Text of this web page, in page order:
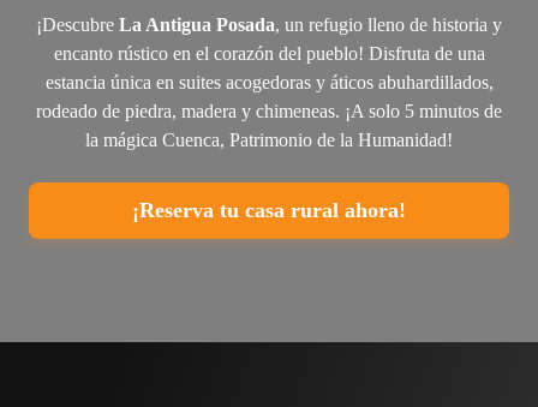
¡Descubre La Antigua Posada, un refugio lleno de historia y
encanto rústico en el corazón del pueblo! Disfruta de una
estancia única en suites acogedoras y áticos abuhardillados,
rodeado de piedra, madera y chimeneas. ¡A solo 5 minutos de
la mágica Cuenca, Patrimonio de la Humanidad!
¡Reserva tu casa rural ahora!